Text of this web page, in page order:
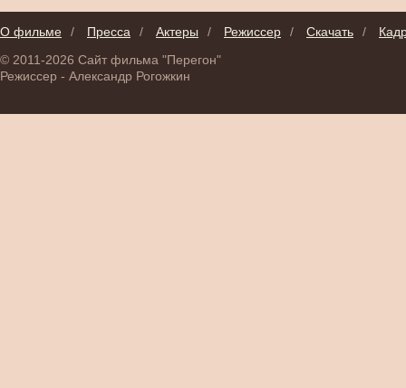
О фильме / Пресса / Актеры / Режиссер / Скачать /
© 2011-2026 Сайт фильма "Перегон"
Режиссер - Александр Рогожкин